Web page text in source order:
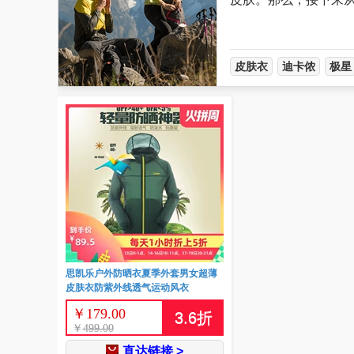
皮肤衣 迪卡侬 极星
思凯乐户外防晒衣夏季外套男女超薄
皮肤衣防紫外线透气运动风衣
￥ 179.00
￥499.00
3.6折
直达链接 >